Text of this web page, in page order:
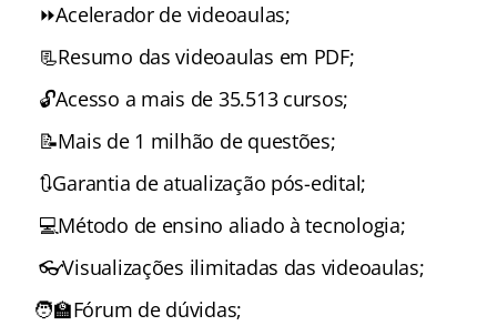
⏩Acelerador de videoaulas;
📃Resumo das videoaulas em PDF;
🔓Acesso a mais de 35.513 cursos;
📝Mais de 1 milhão de questões;
🔃Garantia de atualização pós-edital;
💻Método de ensino aliado à tecnologia;
👓Visualizações ilimitadas das videoaulas;
🧑‍🏫Fórum de dúvidas;